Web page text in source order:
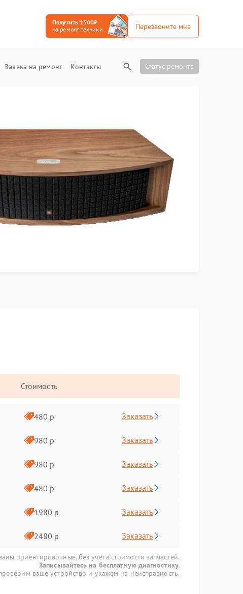
Получить 1500₽
на ремонт техники
Перезвоните мне
Заявка на ремонт Контакты Статус ремонта
Стоимость
480 р Заказать
980 р Заказать
980 р Заказать
480 р Заказать
1980 р Заказать
2480 р Заказать
ориентировочные, без учета стоимости запчастей.
Записывайтесь на бесплатную диагностику.
ваше устройство и укажем на неисправность.